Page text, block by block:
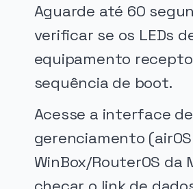
Aguarde até 60
verificar se os LEDs
equipamento
sequência de boot.
Acesse a interface de
gerenciamento
WinBox/RouterOS da